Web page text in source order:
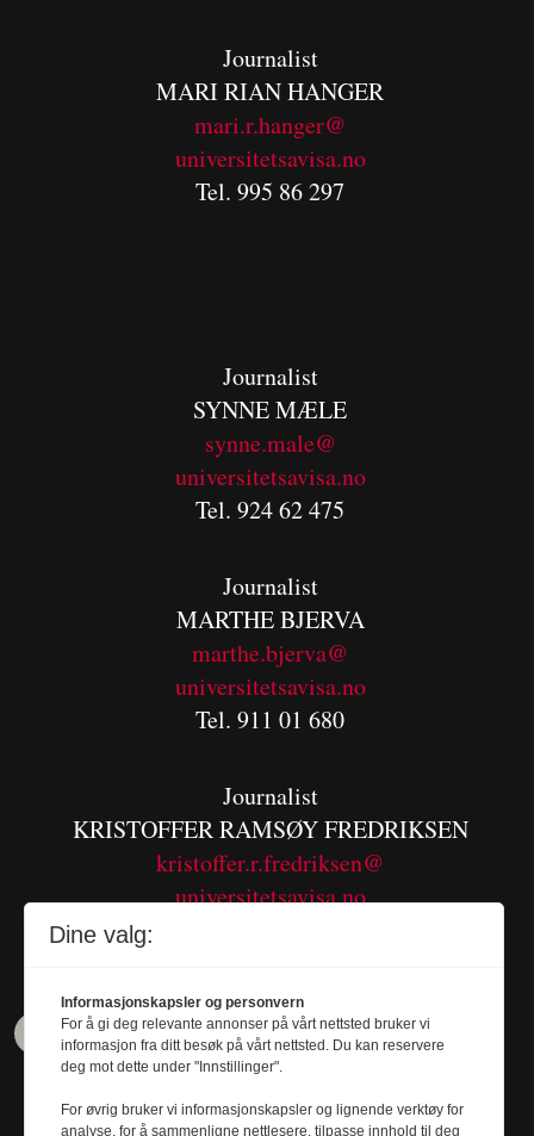
Journalist
MARI RIAN HANGER
mari.r.hanger@
universitetsavisa.no
Tel. 995 86 297
Journalist
SYNNE MÆLE
synne.male@
universitetsavisa.no
Tel. 924 62 475
Journalist
MARTHE BJERVA
marthe.bjerva@
universitetsavisa.no
Tel. 911 01 680
Journalist
KRISTOFFER RAMSØY FREDRIKSEN
kristoffer.r.fredriksen@
universitetsavisa.no
Dine valg:
Informasjonskapsler og personvern
For å gi deg relevante annonser på vårt nettsted bruker vi
informasjon fra ditt besøk på vårt nettsted. Du kan reservere
deg mot dette under "Innstillinger".
For øvrig bruker vi informasjonskapsler og lignende verktøy for
analyse, for å sammenligne nettlesere, tilpasse innhold til deg